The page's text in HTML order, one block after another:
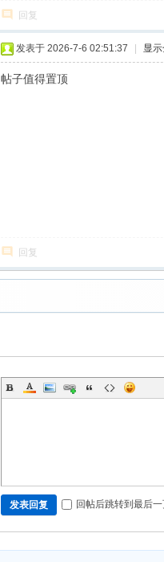
回复
发表于 2026-7-6 02:51:37 显
帖子值得置顶
回复
发表回复 回帖后跳转到最后